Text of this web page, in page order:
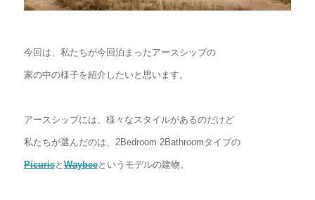
今回は、私たちが今回泊まったアースシップの
家の中の様子を紹介したいと思います。
アースシップには、様々なスタイルがあるのだけど
私たちが選んだのは、2Bedroom 2Bathroomタイプの
PicurisとWaybeeというモデルの建物。